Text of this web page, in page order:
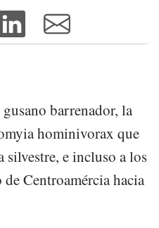
barrenador, la
hominivorax que
silvestre, e incluso a los
de Centroamércia hacia